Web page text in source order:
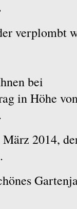
verplombt
bei
in Höhe
2014,